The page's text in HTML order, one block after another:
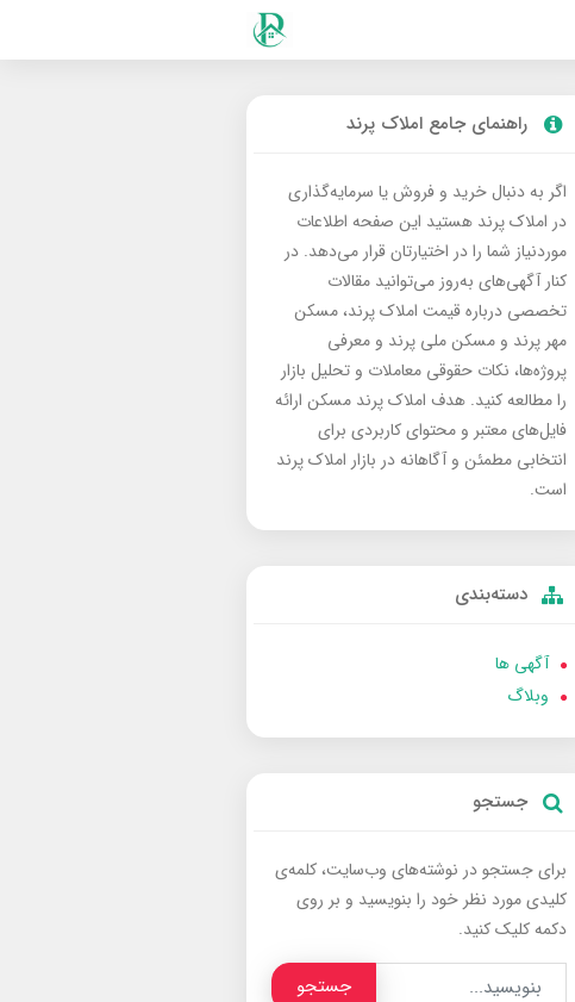
راهنمای جامع املاک پرند
اگر به دنبال خرید و فروش یا سرمایه‌گذاری
در املاک پرند هستید این صفحه اطلاعات
موردنیاز شما را در اختیارتان قرار می‌دهد. در
کنار آگهی‌های به‌روز می‌توانید مقالات
تخصصی درباره قیمت املاک پرند، مسکن
مهر پرند و مسکن ملی پرند و معرفی
پروژه‌ها، نکات حقوقی معاملات و تحلیل بازار
را مطالعه کنید. هدف املاک پرند مسکن ارائه
فایل‌های معتبر و محتوای کاربردی برای
انتخابی مطمئن و آگاهانه در بازار املاک پرند
است.
دسته‌بندی
آگهی ها
وبلاگ
جستجو
برای جستجو در نوشته‌های وب‌سایت، کلمه‌ی
کلیدی مورد نظر خود را بنویسید و بر روی
دکمه کلیک کنید.
جستجو